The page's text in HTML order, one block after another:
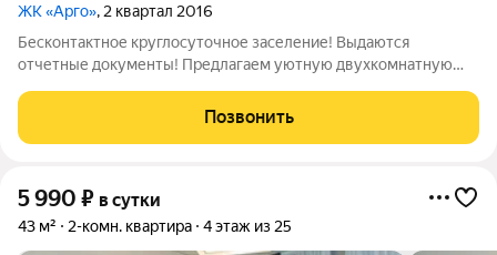
ЖК «Арго», 2 квартал 2016
Бесконтактное круглосуточное заселение! Выдаются
отчетные документы! Предлагаем уютную двухкомнатную
современном доме со скоростными лифтами в ЗЖМ Золотой
квадрат. В доме есть магазины
Позвонить
5 990 ₽ в сутки
43 м² 2-комн. квартира 4 этаж из 25